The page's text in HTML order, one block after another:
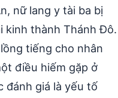
nữ lang y tài ba bị
kinh thành Thánh Đô.
tiếng cho nhân
điều hiếm gặp ở
đánh giá là yếu tố